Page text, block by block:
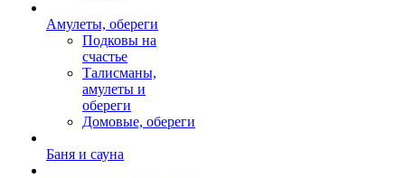
Амулеты, обереги
Подковы на
счастье
Талисманы,
амулеты и
обереги
Домовые, обереги
Баня и сауна